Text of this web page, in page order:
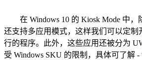
在 Windows 10 的 Kiosk Mode 中，
还支持多应用模式，这样我们可以定制
行的程序。此外，这些应用还被分为
受 Windows SKU 的限制，具体可了解 -